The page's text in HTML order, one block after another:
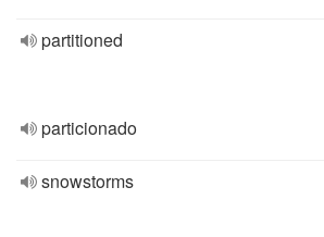
partitioned
particionado
snowstorms